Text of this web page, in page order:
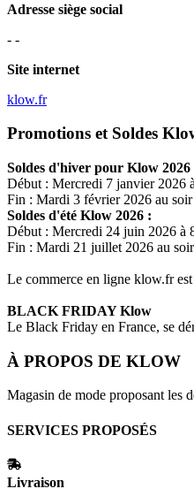
Adresse siège social
- -
Site internet
klow.fr
Promotions et Soldes
Soldes d'hiver pour Klow 2026
Début : Mercredi 7 janvier 2026
Fin : Mardi 3 février 2026 au soir
Soldes d'été Klow 2026 :
Début : Mercredi 24 juin 2026 à
Fin : Mardi 21 juillet 2026 au
Le commerce en ligne klow.frest
BLACK FRIDAYKlow
Le Black Friday en France, se
À PROPOS DE KLOW
Magasin de mode proposant les
SERVICES PROPOSÉS
Livraison